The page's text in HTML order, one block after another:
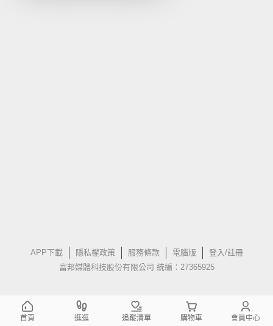
APP下載 隱私權政策 服務條款 電腦版
登入/註冊
富邦媒體科技股份有限公司 統編：27365925
首頁 逛逛 追蹤清單 購物車 會員中心